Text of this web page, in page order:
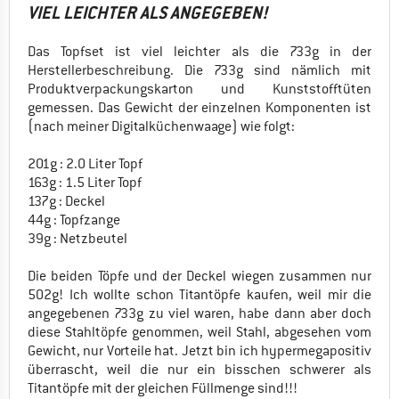
VIEL LEICHTER ALS ANGEGEBEN!
Das Topfset ist viel leichter als die 733g in der
Herstellerbeschreibung. Die 733g sind nämlich mit
Produktverpackungskarton und Kunststofftüten
gemessen. Das Gewicht der einzelnen Komponenten ist
(nach meiner Digitalküchenwaage) wie folgt:
201g : 2.0 Liter Topf
163g : 1.5 Liter Topf
137g : Deckel
44g : Topfzange
39g : Netzbeutel
Die beiden Töpfe und der Deckel wiegen zusammen nur
502g! Ich wollte schon Titantöpfe kaufen, weil mir die
angegebenen 733g zu viel waren, habe dann aber doch
diese Stahltöpfe genommen, weil Stahl, abgesehen vom
Gewicht, nur Vorteile hat. Jetzt bin ich hypermegapositiv
überrascht, weil die nur ein bisschen schwerer als
Titantöpfe mit der gleichen Füllmenge sind!!!